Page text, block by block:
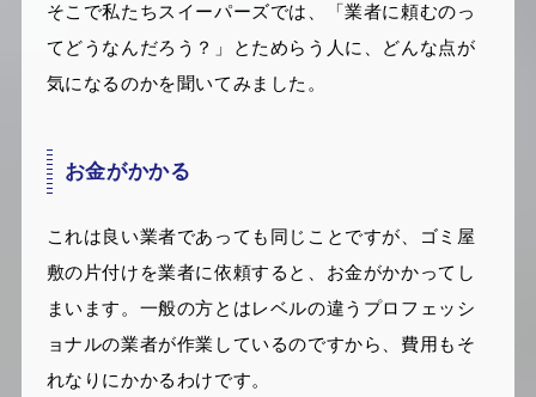
そこで私たちスイーパーズでは、「業者に頼むのっ
てどうなんだろう？」とためらう人に、どんな点が
気になるのかを聞いてみました。
お金がかかる
これは良い業者であっても同じことですが、ゴミ屋
敷の片付けを業者に依頼すると、お金がかかってし
まいます。一般の方とはレベルの違うプロフェッシ
ョナルの業者が作業しているのですから、費用もそ
れなりにかかるわけです。